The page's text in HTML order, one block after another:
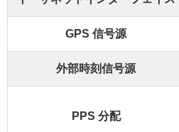
GPS 信号源
外部時刻信号源
PPS 分配